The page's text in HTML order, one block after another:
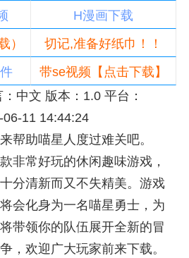
H漫画下载
）
切记,准备好纸巾！！
带se视频【点击下载】
中文 版本：1.0 平台：
11 14:44:24
帮助喵星人度过难关吧。
非常好玩的休闲趣味游戏，
分清新而又不失精美。游戏
会化身为一名喵星勇士，为
带领你的队伍展开全新的冒
，欢迎广大玩家前来下载。